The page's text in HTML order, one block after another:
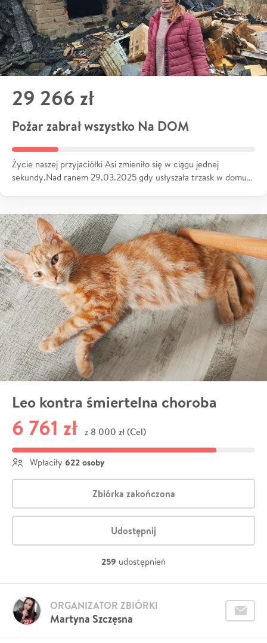
29 266 zł
Pożar zabrał wszystko Na DOM
Życie naszej przyjaciółki Asi zmieniło się w ciągu jednej
sekundy.Nad ranem 29.03.2025 gdy usłyszała trzask w domu…
Leo kontra śmiertelna choroba
6 761 zł z 8 000 zł (Cel)
Wpłaciły 622 osoby
Zbiórka zakończona
Udostępnij
259 udostępnień
Martyna Szczęsna
ORGANIZATOR ZBIÓRKI